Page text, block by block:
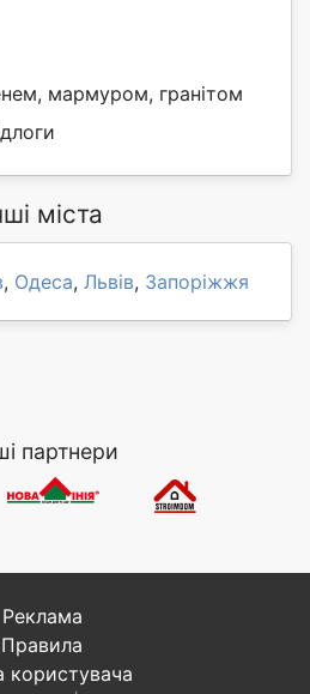
мармуром, гранітом
міста
, Одеса, Львів, Запоріжжя
партнери
Реклама
Правила
користувача